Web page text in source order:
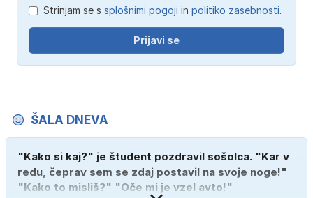
Strinjam se s splošnimi pogoji in politiko zasebnosti.
Prijavi se
ŠALA DNEVA
"Kako si kaj?" je študent pozdravil sošolca. "Kar v
redu, čeprav sem se zdaj postavil na svoje noge!"
"Kako to misliš?" "Oče mi je vzel avto!"